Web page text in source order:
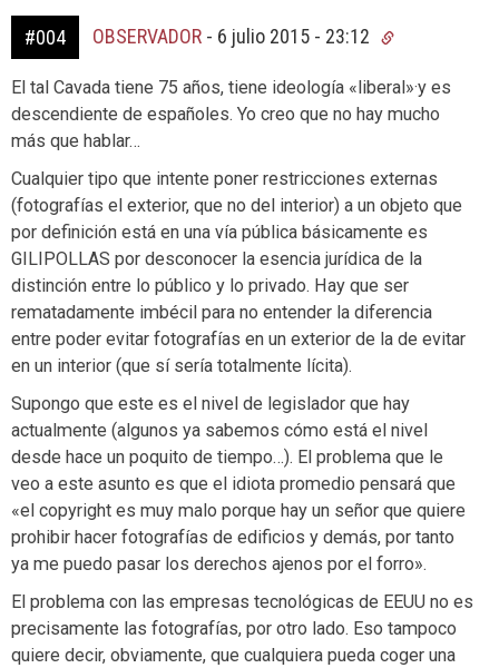
#004 OBSERVADOR - 6 julio 2015 - 23:12
El tal Cavada tiene 75 años, tiene ideología «liberal»·y es
descendiente de españoles. Yo creo que no hay mucho
más que hablar…
Cualquier tipo que intente poner restricciones externas
(fotografías el exterior, que no del interior) a un objeto que
por definición está en una vía pública básicamente es
GILIPOLLAS por desconocer la esencia jurídica de la
distinción entre lo público y lo privado. Hay que ser
rematadamente imbécil para no entender la diferencia
entre poder evitar fotografías en un exterior de la de evitar
en un interior (que sí sería totalmente lícita).
Supongo que este es el nivel de legislador que hay
actualmente (algunos ya sabemos cómo está el nivel
desde hace un poquito de tiempo…). El problema que le
veo a este asunto es que el idiota promedio pensará que
«el copyright es muy malo porque hay un señor que quiere
prohibir hacer fotografías de edificios y demás, por tanto
ya me puedo pasar los derechos ajenos por el forro».
El problema con las empresas tecnológicas de EEUU no es
precisamente las fotografías, por otro lado. Eso tampoco
quiere decir, obviamente, que cualquiera pueda coger una